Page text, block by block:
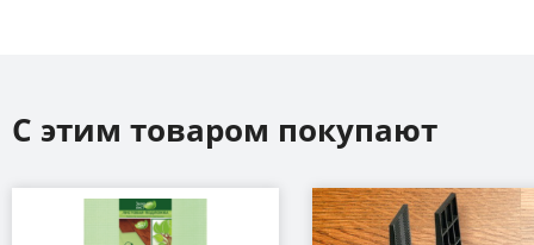
С этим товаром покупают